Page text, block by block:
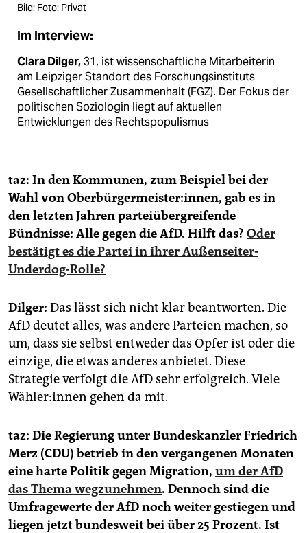
Bild: Foto: Privat
Im Interview:
Clara Dilger,31, ist wissenschaftliche Mitarbeiterin
am Leipziger Standort des Forschungsinstituts
Gesellschaftlicher Zusammenhalt (FGZ). Der Fokus der
politischen Soziologin liegt auf aktuellen
Entwicklungen des Rechtspopulismus
taz: In den Kommunen, zum Beispiel bei der
Wahl von Ober­bür­ger­meis­te­r:in­nen, gab es in
den letzten Jahren parteiübergreifende
Bündnisse: Alle gegen die AfD. Hilft das? Oder
bestätigt es die Partei in ihrer Außenseiter-
Underdog-Rolle?
Dilger: Das lässt sich nicht klar beantworten. Die
AfD deutet alles, was andere Parteien machen, so
um, dass sie selbst entweder das Opfer ist oder die
einzige, die etwas anderes anbietet. Diese
Strategie verfolgt die AfD sehr erfolgreich. Viele
Wäh­le­r:in­nen gehen da mit.
taz: Die Regierung unter Bundeskanzler Friedrich
Merz (CDU) betrieb in den vergangenen Monaten
eine harte Politik gegen Migration, um der AfD
das Thema wegzunehmen. Dennoch sind die
Umfragewerte der AfD noch weiter gestiegen und
liegen jetzt bundesweit bei über 25 Prozent. Ist